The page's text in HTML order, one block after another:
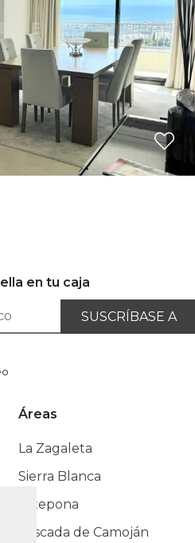
en tu caja
SUSCRÍBASE A
Áreas
La Zagaleta
Sierra Blanca
Estepona
Cascada de Camoján